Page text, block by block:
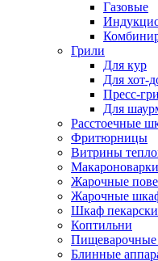
Газовые
Грили
Для кур
Для хот-
Пресс-
Для
Расстоечные
Фритюрницы
Витрины
Макароноварки
Жарочные
Жарочные
Шкаф
Коптильни
Пищеварочные
Блинные